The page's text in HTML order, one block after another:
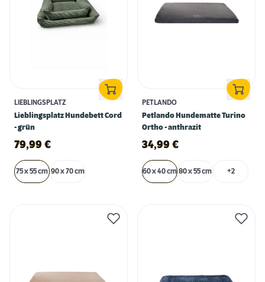
LIEBLINGSPLATZ
Lieblingsplatz Hundebett Cord
- grün
79,99 €
75 x 55 cm 90 x 70 cm
PETLANDO
Petlando Hundematte Turino
Ortho - anthrazit
34,99 €
60 x 40 cm 80 x 55 cm +2